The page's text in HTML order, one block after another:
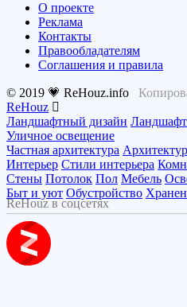
О проекте
Реклама
Контакты
Правообладателям
Соглашения и правила
© 2019 💗 ReHouz.info
ReHouz
Ландшафтный дизайн
Уличное освещение
Частная архитектура
Интерьер Стили интерьера
Стены Потолок Пол Мебель
Быт и уют Обустройство
ReHouz в соцсетях